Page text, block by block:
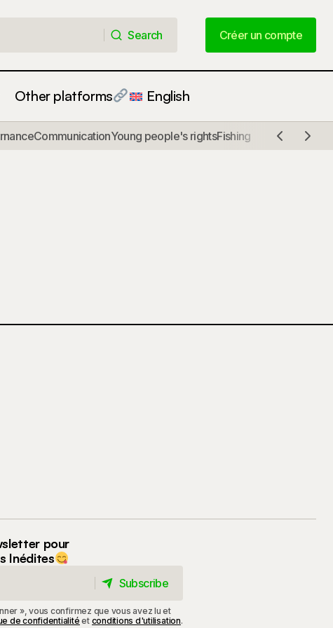
Search
Créer un compte
Créer un compte
Other platforms English
CommunicationYoung people's rightsFishing
pour
Inédites
Subscribe
», vous confirmez que vous avez lu et
de confidentialité et conditions d'utilisation.